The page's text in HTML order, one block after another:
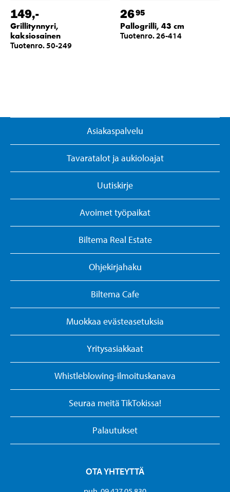
149,-
Grillitynnyri,
kaksiosainen
Tuotenro. 50-249
2695
Pallogrilli, 43 cm
Tuotenro. 26-414
Asiakaspalvelu
Tavaratalot ja aukioloajat
Uutiskirje
Avoimet työpaikat
Biltema Real Estate
Ohjekirjahaku
Biltema Cafe
Muokkaa evästeasetuksia
Yritysasiakkaat
Whistleblowing-ilmoituskanava
Seuraa meitä TikTokissa!
Palautukset
OTA YHTEYTTÄ